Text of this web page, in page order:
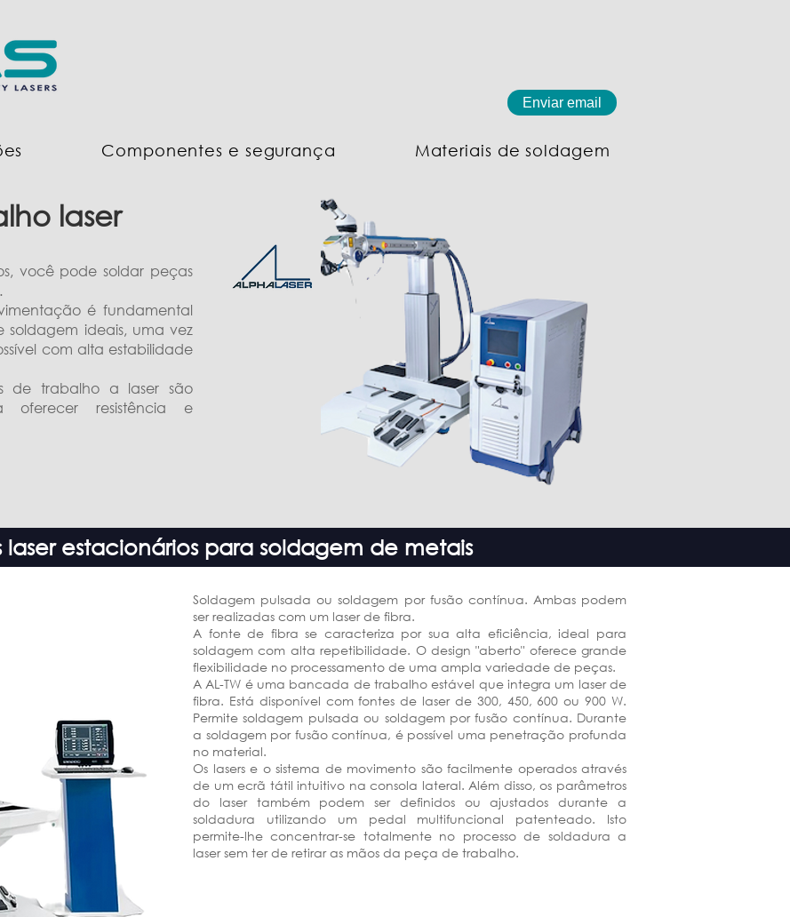
Enviar email
Componentes e segurança Materiais de soldagem
laser
você pode soldar peças
é fundamental
ideais, uma vez
com alta estabilidade
de trabalho a laser são
oferecer resistência e
laser estacionários para soldagem de metais
Soldagem pulsada ou soldagem por fusão contínua. Ambas podem
ser realizadas com um laser de fibra.
A fonte de fibra se caracteriza por sua alta eficiência, ideal para
soldagem com alta repetibilidade. O design "aberto" oferece grande
flexibilidade no processamento de uma ampla variedade de peças.
A AL-TW é uma bancada de trabalho estável que integra um laser de
fibra. Está disponível com fontes de laser de 300, 450, 600 ou 900 W.
Permite soldagem pulsada ou soldagem por fusão contínua. Durante
a soldagem por fusão contínua, é possível uma penetração profunda
no material.
Os lasers e o sistema de movimento são facilmente operados através
de um ecrã tátil intuitivo na consola lateral. Além disso, os parâmetros
do laser também podem ser definidos ou ajustados durante a
soldadura utilizando um pedal multifuncional patenteado. Isto
permite-lhe concentrar-se totalmente no processo de soldadura a
laser sem ter de retirar as mãos da peça de trabalho.